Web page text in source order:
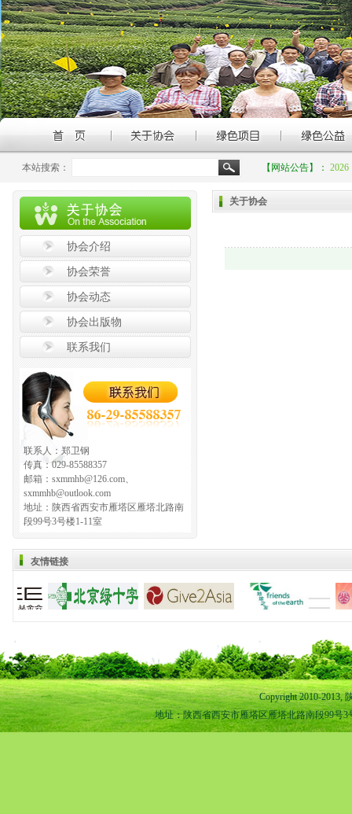
本站搜索： 【网站公告】：
协会介绍
协会荣誉
协会动态
协会出版物
联系我们
联系人：郑卫钢
传真：029-85588357
邮箱：sxmmhb@126.com、
sxmmhb@outlook.com
地址：陕西省西安市雁塔区雁塔北路南
段99号3号楼1-11室
关于协会
友情链接
Copyright 2010-2013,
地址：陕西省西安市雁塔区雁塔北路南段99号3